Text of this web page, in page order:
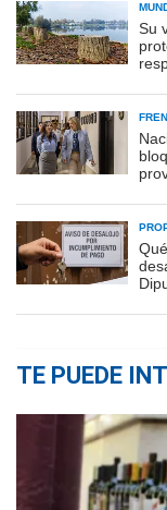
Su
TE PUEDE